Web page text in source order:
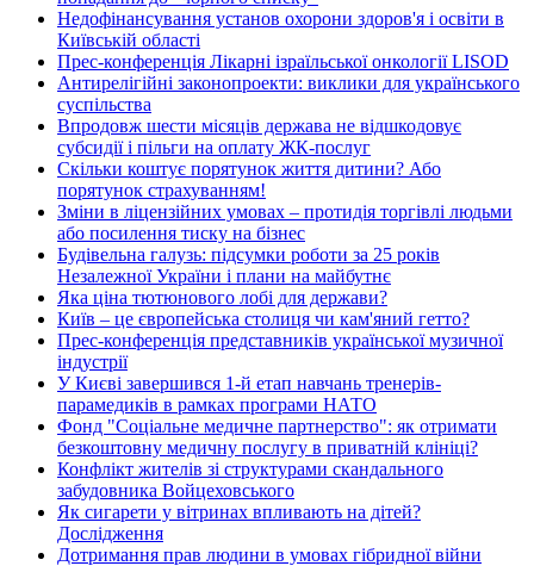
Недофінансування установ охорони здоров'я і освіти в
Київській області
Прес-конференція Лікарні ізраїльської онкології LISOD
Антирелігійні законопроекти: виклики для українського
суспільства
Впродовж шести місяців держава не відшкодовує
субсидії і пільги на оплату ЖК-послуг
Скільки коштує порятунок життя дитини? Або
порятунок страхуванням!
Зміни в ліцензійних умовах – протидія торгівлі людьми
або посилення тиску на бізнес
Будівельна галузь: підсумки роботи за 25 років
Незалежної України і плани на майбутнє
Яка ціна тютюнового лобі для держави?
Київ – це європейська столиця чи кам'яний гетто?
Прес-конференція представників української музичної
індустрії
У Києві завершився 1-й етап навчань тренерів-
парамедиків в рамках програми НАТО
Фонд "Соціальне медичне партнерство": як отримати
безкоштовну медичну послугу в приватній клініці?
Конфлікт жителів зі структурами скандального
забудовника Войцеховського
Як сигарети у вітринах впливають на дітей?
Дослідження
Дотримання прав людини в умовах гібридної війни